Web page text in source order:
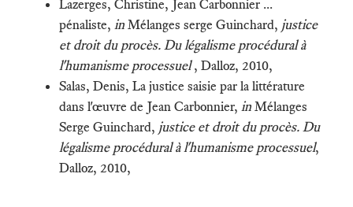
​Lazerges, Christine, Jean Carbonnier ...
pénaliste, in Mélanges serge Guinchard, justice
et droit du procès. Du légalisme procédural à
l'humanisme processuel, Dalloz, 2010,
Salas, Denis, La justice saisie par la littérature
dans l'œuvre de Jean Carbonnier, in Mélanges
Serge Guinchard, justice et droit du procès. Du
légalisme procédural à l'humanisme processuel,
Dalloz, 2010,